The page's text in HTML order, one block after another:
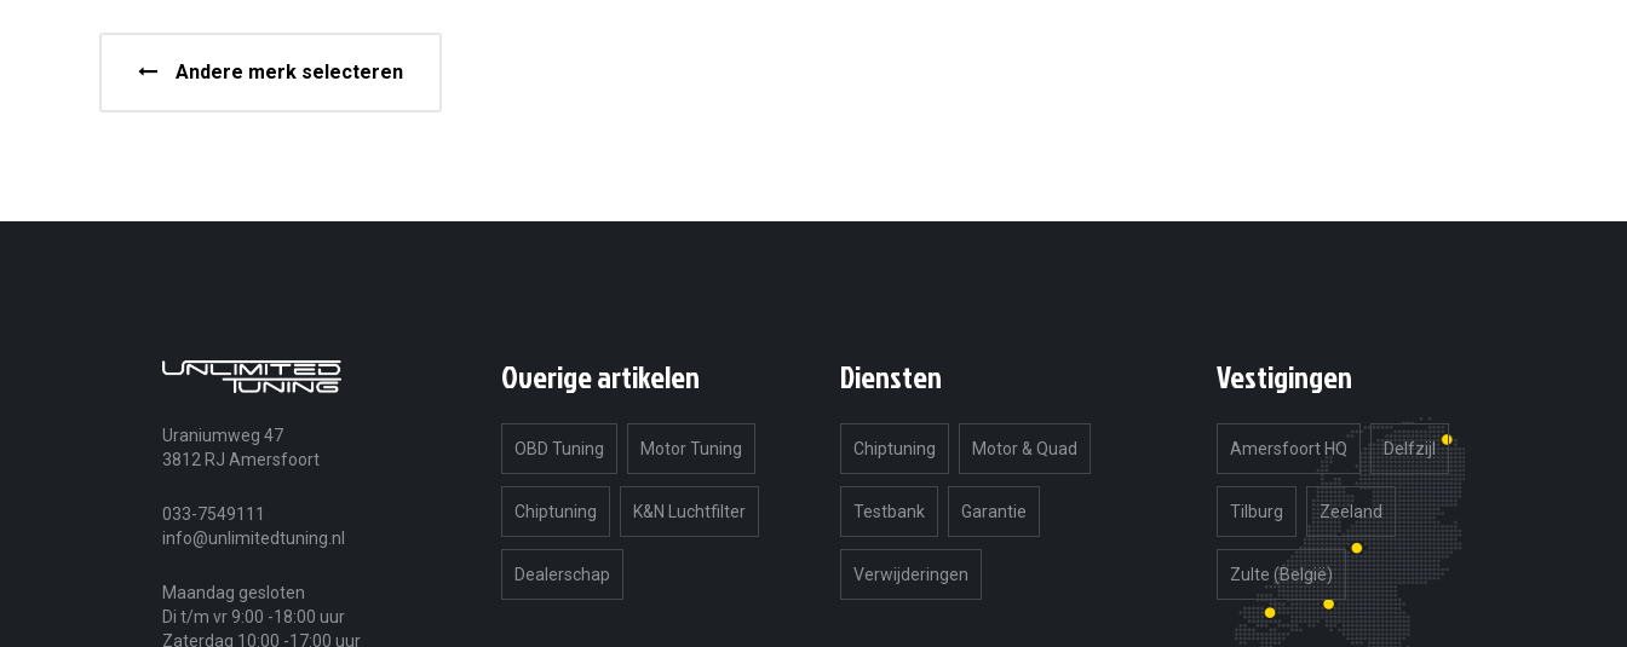
Andere merk selecteren
Uraniumweg 47
3812 RJ Amersfoort
033-7549111
info@unlimitedtuning.nl
Maandag gesloten
Di t/m vr 9:00 -18:00 uur
Zaterdag 10:00 -17:00 uur
Overige artikelen
OBD Tuning Motor Tuning
Chiptuning K&N Luchtfilter
Dealerschap
Diensten
Chiptuning Motor & Quad
Testbank Garantie
Verwijderingen
Vestigingen
Amersfoort HQ Delfzijl
Tilburg Zeeland
Zulte (België)